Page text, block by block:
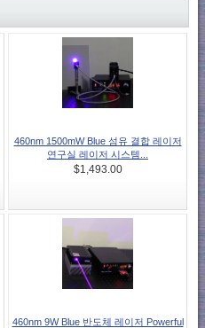
460nm 1500mW Blue 섬유 결합 레이저
연구실 레이저 시스템...
$1,493.00
460nm 9W Blue 반도체 레이저 Powerful